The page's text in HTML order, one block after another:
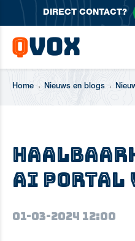
DIRECTCONTACT?
Home Nieuws en blogs
AI Portal
01-03-2024 12:00